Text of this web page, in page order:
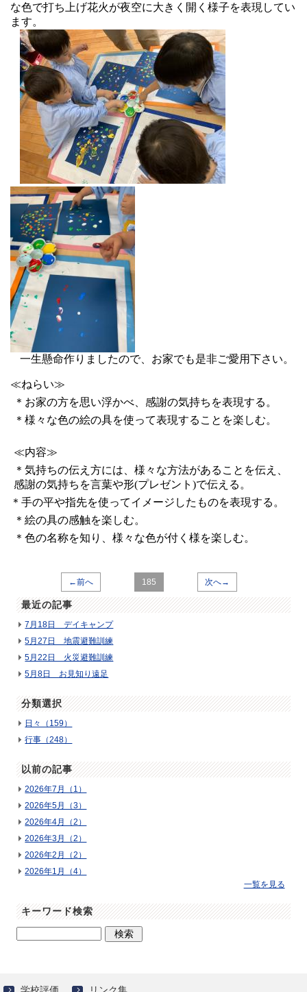
な色で打ち上げ花火が夜空に大きく開く様子を表現してい
ます。
一生懸命作りましたので、お家でも是非ご愛用下さい。
≪ねらい≫
＊お家の方を思い浮かべ、感謝の気持ちを表現する。
＊様々な色の絵の具を使って表現することを楽しむ。
≪内容≫
＊気持ちの伝え方には、様々な方法があることを伝え、
感謝の気持ちを言葉や形(プレゼント)で伝える。
＊手の平や指先を使ってイメージしたものを表現する。
＊絵の具の感触を楽しむ。
＊色の名称を知り、様々な色が付く様を楽しむ。
←前へ 185 次へ→
最近の記事
7月18日 デイキャンプ
5月27日 地震避難訓練
5月22日 火災避難訓練
5月8日 お見知り遠足
分類選択
日々（159）
行事（248）
以前の記事
2026年7月（1）
2026年5月（3）
2026年4月（2）
2026年3月（2）
2026年2月（2）
2026年1月（4）
一覧を見る
キーワード検索
学校評価 リンク集